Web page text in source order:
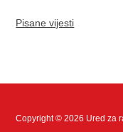
Pisane vijesti
Copyright © 2026 Ured za